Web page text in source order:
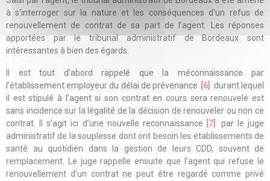
à s’interroger sur la nature et les conséquences d’un refus de
renouvellement de contrat de sa part de l’agent. Les réponses
apportées par le tribunal administratif de Bordeaux sont
intéressantes à bien des égards.
Il est tout d’abord rappelé que la méconnaissance par
l’établissement employeur du délai de prévenance
[6]
durant lequel
il est stipulé à l’agent si son contrat en cours sera renouvelé est
sans incidence sur la légalité de la décision de renouveler ou non ce
contrat. Il s’agit ici d’une nouvelle reconnaissance
[7]
par le juge
administratif de la souplesse dont ont besoin les établissements de
santé au quotidien dans la gestion de leurs CDD, souvent de
remplacement. Le juge rappelle ensuite que l’agent qui refuse le
renouvellement d’un contrat ne peut être regardé comme privé